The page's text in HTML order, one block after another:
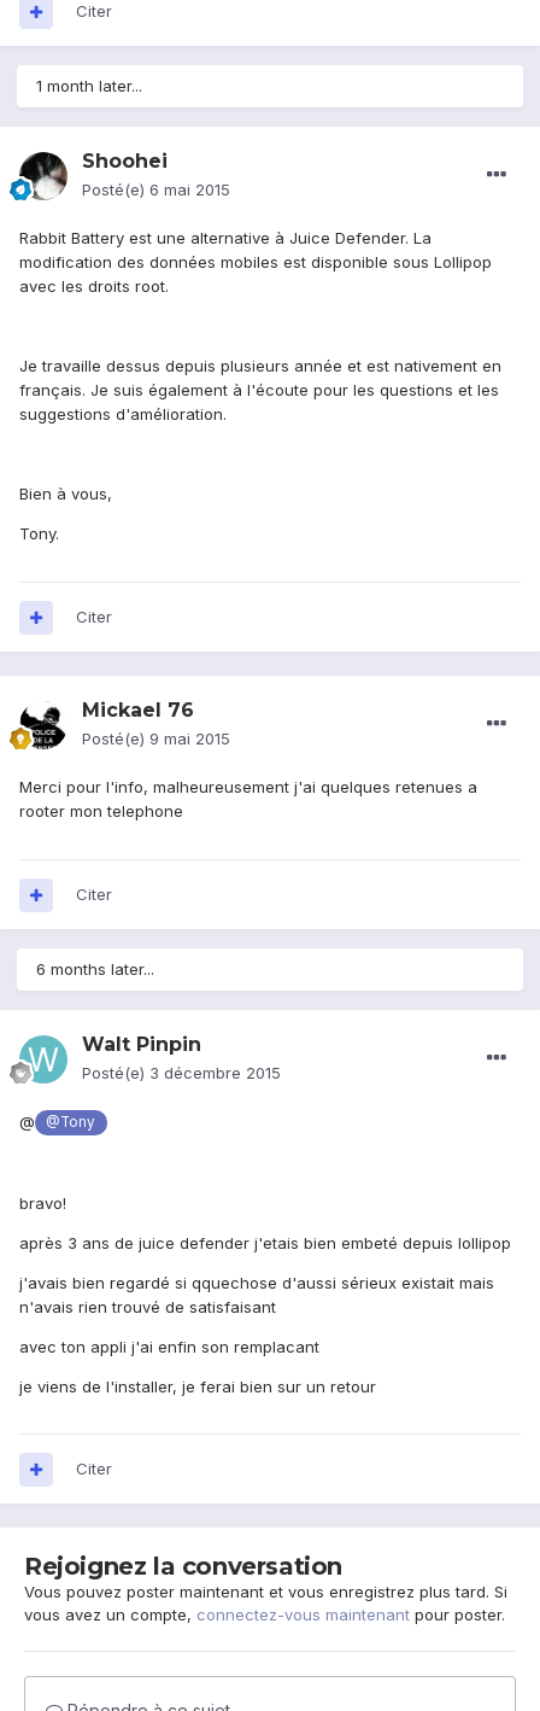
Citer
1 month later...
Shoohei
Posté(e) 6 mai 2015
Rabbit Battery est une alternative à Juice Defender. La
modification des données mobiles est disponible sous Lollipop
avec les droits root.
Je travaille dessus depuis plusieurs année et est nativement en
français. Je suis également à l'écoute pour les questions et les
suggestions d'amélioration.
Bien à vous,
Tony.
Citer
Mickael 76
Posté(e) 9 mai 2015
Merci pour l'info, malheureusement j'ai quelques retenues a
rooter mon telephone
Citer
6 months later...
Walt Pinpin
Posté(e) 3 décembre 2015
@ @Tony
bravo!
après 3 ans de juice defender j'etais bien embeté depuis lollipop
j'avais bien regardé si qquechose d'aussi sérieux existait mais
n'avais rien trouvé de satisfaisant
avec ton appli j'ai enfin son remplacant
je viens de l'installer, je ferai bien sur un retour
Citer
Rejoignez la conversation
Vous pouvez poster maintenant et vous enregistrez plus tard. Si
vous avez un compte, connectez-vous maintenant pour poster.